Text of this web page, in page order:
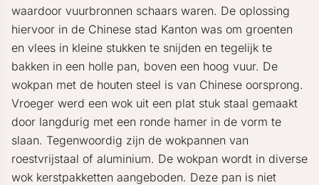
waardoor vuurbronnen schaars waren. De oplossing
hiervoor in de Chinese stad Kanton was om groenten
en vlees in kleine stukken te snijden en tegelijk te
bakken in een holle pan, boven een hoog vuur. De
wokpan met de houten steel is van Chinese oorsprong.
Vroeger werd een wok uit een plat stuk staal gemaakt
door langdurig met een ronde hamer in de vorm te
slaan. Tegenwoordig zijn de wokpannen van
roestvrijstaal of aluminium. De wokpan wordt in diverse
wok kerstpakketten aangeboden. Deze pan is niet